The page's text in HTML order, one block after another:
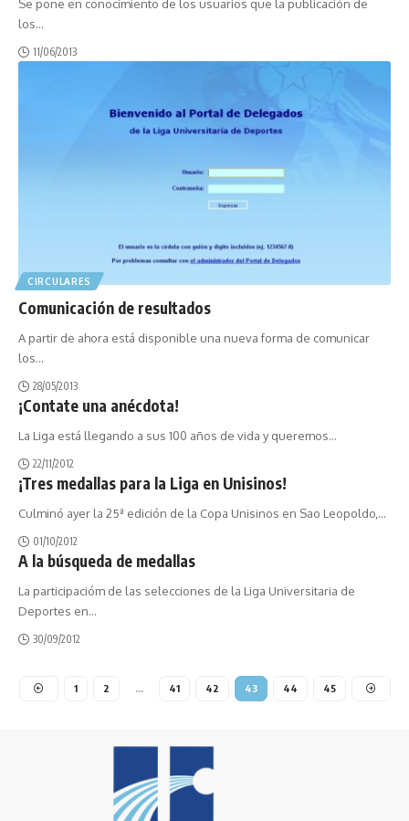
Se pone en conocimiento de los usuarios que la publicación de
los…
11/06/2013
CIRCULARES
Comunicación de resultados
A partir de ahora está disponible una nueva forma de comunicar
los…
28/05/2013
¡Contate una anécdota!
La Liga está llegando a sus 100 años de vida y queremos…
22/11/2012
¡Tres medallas para la Liga en Unisinos!
Culminó ayer la 25ª edición de la Copa Unisinos en Sao Leopoldo, …
01/10/2012
A la búsqueda de medallas
La participacióm de las selecciones de la Liga Universitaria de
Deportes en…
30/09/2012
1 2 … 41 42 43 44 45